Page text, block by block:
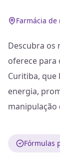
Farmácia
Descubra os
oferece para
Curitiba, que
energia,
manipulação
Fórmulas